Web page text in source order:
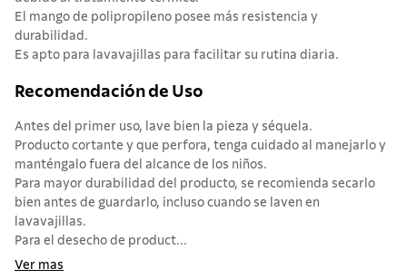
El mango de polipropileno posee más resistencia y
durabilidad.
Es apto para lavavajillas para facilitar su rutina diaria.
Recomendación de Uso
Antes del primer uso, lave bien la pieza y séquela.
Producto cortante y que perfora, tenga cuidado al manejarlo y
manténgalo fuera del alcance de los niños.
Para mayor durabilidad del producto, se recomienda secarlo
bien antes de guardarlo, incluso cuando se laven en
lavavajillas.
Para el desecho de product...
Ver mas